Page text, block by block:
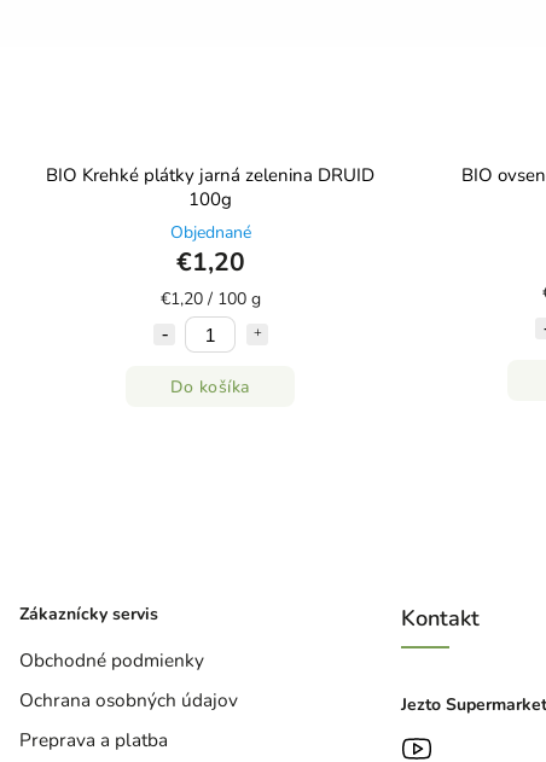
BIO Krehké plátky jarná zelenina DRUID
100g
Objednané
€1,20
€1,20 / 100 g
Do košíka
BIO
Zákaznícky servis
Obchodné podmienky
Ochrana osobných údajov
Preprava a platba
Kontakt
Jezto Supermarket